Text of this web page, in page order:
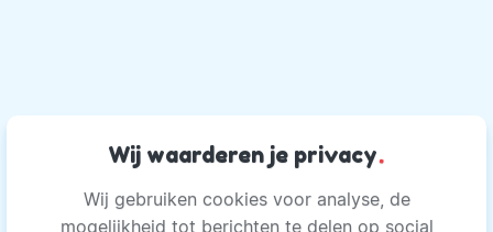
Wij waarderen je privacy.
Wij gebruiken cookies voor analyse, de
mogelijkheid tot berichten te delen op social